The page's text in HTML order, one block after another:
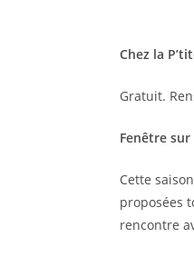
Chez la
Gratuit.
Fenêtre
Cette
proposées
rencontre